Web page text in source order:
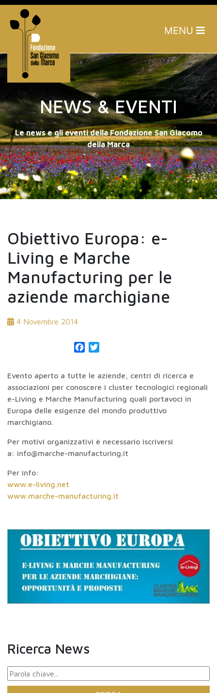
MENU
NEWS & EVENTI
Le news e gli eventi della Fondazione San Giacomo
della Marca
Obiettivo Europa: e-
Living e Marche
Manufacturing per le
aziende marchigiane
4 Novembre 2014
Facebook
Evento aperto a tutte le aziende, centri di ricerca e
associazioni per conoscere i cluster tecnologici regionali
e-Living e Marche Manufacturing quali portavoci in
Europa delle esigenze del mondo produttivo
marchigiano.
Per motivi organizzativi è necessario iscriversi
a: info@marche-manufacturing.it
Per info:
www.e-living.net
www.marche-manufacturing.it
Ricerca News